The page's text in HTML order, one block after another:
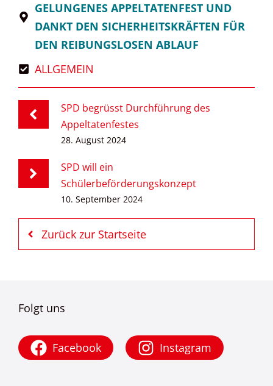
GELUNGENES APPELTATENFEST UND
DANKT DEN SICHERHEITSKRÄFTEN FÜR
DEN REIBUNGSLOSEN ABLAUF
ALLGEMEIN
SPD begrüsst Durchführung des
Appeltatenfestes
28. August 2024
SPD will ein
Schülerbeförderungskonzept
10. September 2024
Zurück zur Startseite
Folgt uns
Facebook Instagram